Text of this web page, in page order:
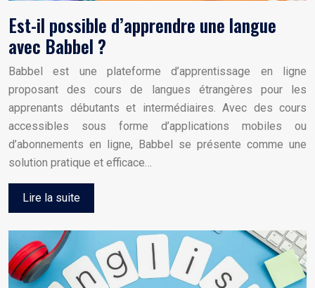
Est-il possible d’apprendre une langue
avec Babbel ?
Babbel est une plateforme d’apprentissage en ligne
proposant des cours de langues étrangères pour les
apprenants débutants et intermédiaires. Avec des cours
accessibles sous forme d’applications mobiles ou
d’abonnements en ligne, Babbel se présente comme une
solution pratique et efficace…
Lire la suite